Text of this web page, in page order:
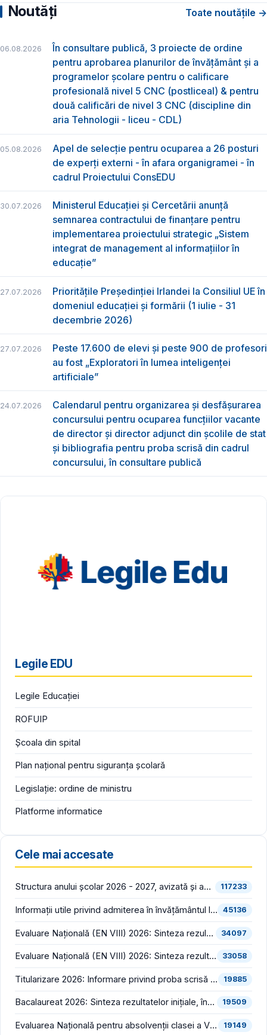
Noutăți Toate noutățile →
06.08.2026
În consultare publică, 3 proiecte de ordine
pentru aprobarea planurilor de învățământ și a
programelor școlare pentru o calificare
profesională nivel 5 CNC (postliceal) & pentru
două calificări de nivel 3 CNC (discipline din
aria Tehnologii - liceu - CDL)
05.08.2026
Apel de selecție pentru ocuparea a 26 posturi
de experți externi - în afara organigramei - în
cadrul Proiectului ConsEDU
30.07.2026
Ministerul Educației și Cercetării anunță
semnarea contractului de finanțare pentru
implementarea proiectului strategic „Sistem
integrat de management al informațiilor în
educație”
27.07.2026
Prioritățile Președinției Irlandei la Consiliul UE în
domeniul educației și formării (1 iulie - 31
decembrie 2026)
27.07.2026
Peste 17.600 de elevi și peste 900 de profesori
au fost „Exploratori în lumea inteligenței
artificiale”
24.07.2026
Calendarul pentru organizarea și desfășurarea
concursului pentru ocuparea funcțiilor vacante
de director și director adjunct din școlile de stat
și bibliografia pentru proba scrisă din cadrul
concursului, în consultare publică
Legile EDU
Legile Educației
ROFUIP
Școala din spital
Plan național pentru siguranța școlară
Legislație: ordine de ministru
Platforme informatice
Cele mai accesate
Structura anului școlar 2026 - 2027, avizată și aprobată 117233
Informații utile privind admiterea în învățământul liceal (an școlar 2026 - 2027) 45136
Evaluare Națională (EN VIII) 2026: Sinteza rezultatelor inițiale (înainte de contestații) 34097
Evaluare Națională (EN VIII) 2026: Sinteza rezultatelor finale (după soluționarea contestațiilor) 33058
Titularizare 2026: Informare privind proba scrisă din cadrul concursului național pentru ocuparea posturilor/catedrelor didactice vacante/rezervate din învățământul preuniversitar 19885
Bacalaureat 2026: Sinteza rezultatelor inițiale, înregistrate în prima sesiune (înainte de contestații) 19509
Evaluarea Națională pentru absolvenții clasei a VIII-a (EN VIII 2026) începe luni, 22 iunie 19149